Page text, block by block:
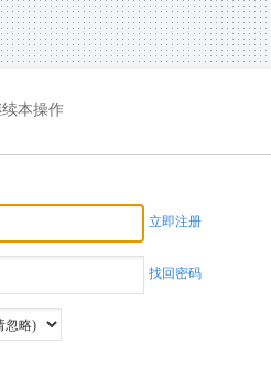
本操作
立即注册
找回密码